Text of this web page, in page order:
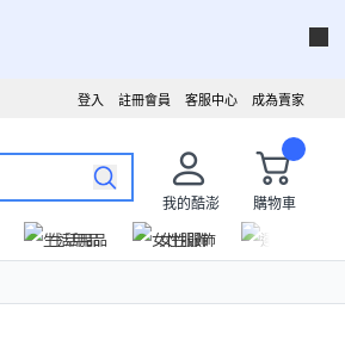
成為賣家
客服中心
註冊會員
登入
我的酷澎
購物車
生活用品 女性服飾